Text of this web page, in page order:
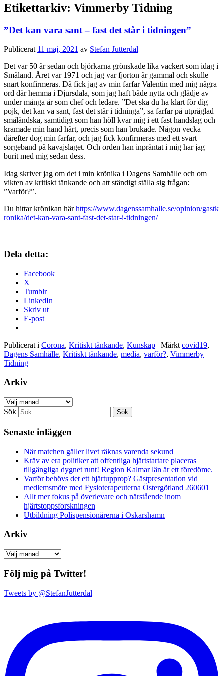
Etikettarkiv: Vimmerby Tidning
”Det kan vara sant – fast det står i tidningen”
Publicerat 11 maj, 2021 av Stefan Jutterdal
Det var 50 år sedan och björkarna grönskade lika vackert som idag i
Småland. Året var 1971 och jag var fjorton år gammal och skulle
snart konfirmeras. Då fick jag av min farfar Valentin med mig några
ord där hemma i Djursdala, som jag haft både nytta och glädje av
under många år som chef och ledare. ”Det ska du ha klart för dig
pojk, det kan va sant, fast det står i tidninga”, sa farfar på utpräglad
småländska, samtidigt som han höll kvar mig i ett fast handslag och
kramade min hand hårt, precis som han brukade. Någon vecka
därefter dog min farfar, och jag fick konfirmeras med ett svart
sorgeband på kavajslaget. Och orden han inpräntat i mig har jag
burit med mig sedan dess.
Idag skriver jag om det i min krönika i Dagens Samhälle och om
vikten av kritiskt tänkande och att ständigt ställa sig frågan:
”Varför?”.
Du hittar krönikan härhttps://www.dagenssamhalle.se/opinion/gastk
ronika/det-kan-vara-sant-fast-det-star-i-tidningen/
Dela detta:
Facebook
X
Tumblr
LinkedIn
Skriv ut
E-post
Publicerat i Corona, Kritiskt tänkande, Kunskap | Märkt covid19,
Dagens Samhälle, Kritiskt tänkande, media, varför?, Vimmerby
Tidning
Arkiv
Arkiv
Sök
Senaste inläggen
När matchen gäller livet räknas varenda sekund
Kräv av era politiker att offentliga hjärtstartare placeras
tillgängliga dygnet runt! Region Kalmar län är ett föredöme.
Varför behövs det ett hjärtupprop? Gästpresentation vid
medlemsmöte med Fysioterapeuterna Östergötland 260601
Allt mer fokus på överlevare och närstående inom
hjärtstoppsforskningen
Utbildning Polispensionärerna i Oskarshamn
Arkiv
Arkiv
Följ mig på Twitter!
Tweets by @StefanJutterdal